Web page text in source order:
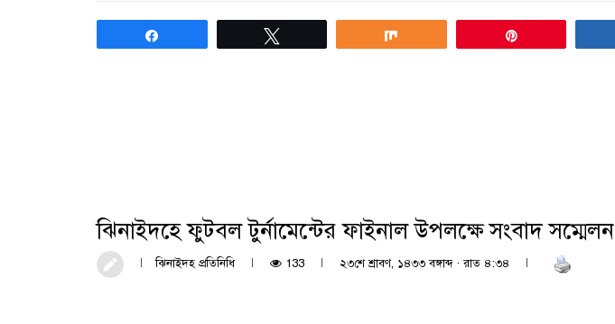
ঝিনাইদহে ফুটবল টুর্নামেন্টের ফাইনাল উপলক্ষে সংবাদ সম্মেলন
ঝিনাইদহ প্রতিনিধি 133 ২৩শে শ্রাবণ, ১৪৩৩ বঙ্গাব্দ · রাত ৪:৩৪